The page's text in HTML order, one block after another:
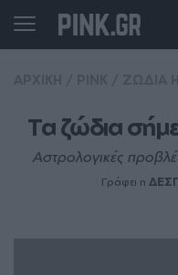
Τα ζώδια
Αστρολογικές
Γράφει η